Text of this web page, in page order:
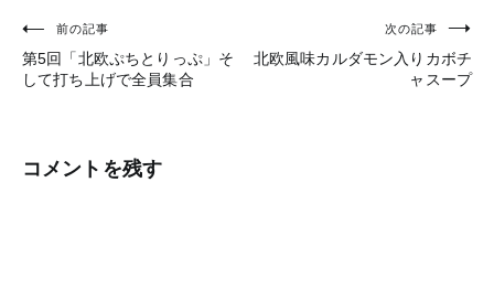
投
稿
ゲ
前の記事
第5回「北欧ぷちとりっぷ」そ
して打ち上げで全員集合
次の記事
北欧風味カルダモン入りカボチ
ャスープ
コメントを残す